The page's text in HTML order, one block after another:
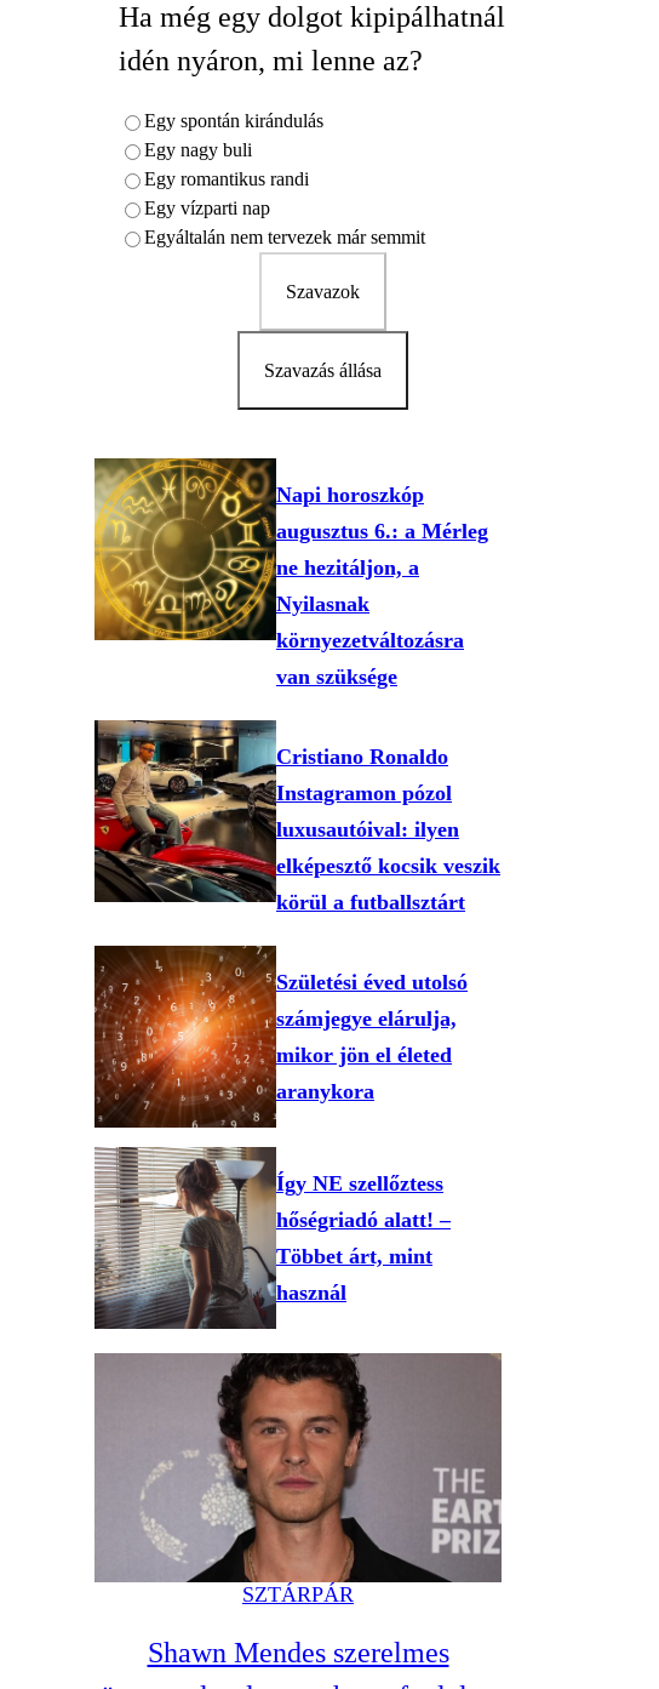
Ha még egy dolgot kipipálhatnál
idén nyáron, mi lenne az?
Egy spontán kirándulás
Egy nagy buli
Egy romantikus randi
Egy vízparti nap
Egyáltalán nem tervezek már semmit
Szavazok
Szavazás állása
Napi horoszkóp
augusztus 6.: a Mérleg
ne hezitáljon, a
Nyilasnak
környezetváltozásra
van szüksége
Cristiano Ronaldo
Instagramon pózol
luxusautóival: ilyen
elképesztő kocsik veszik
körül a futballsztárt
Születési éved utolsó
számjegye elárulja,
mikor jön el életed
aranykora
Így NE szellőztess
hőségriadó alatt! –
Többet árt, mint
használ
SZTÁRPÁR
Shawn Mendes szerelmes